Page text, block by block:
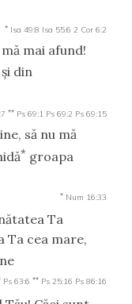
* Isa 49:8 Isa 55:6 2 Cor 6:2
mai afund!
din
** Ps 69:1 Ps 69:2 Ps 69:15
să nu mă
* groapa
* Num 16:33
Ta
Ta cea mare,
Ps 63:6 ** Ps 25:16 Ps 86:16